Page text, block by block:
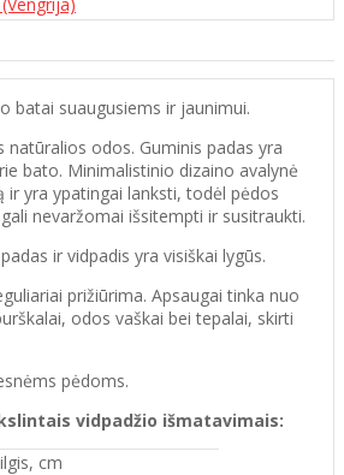
batai suaugusiems ir jaunimui.
natūralios odos. Guminis padas yra
bato. Minimalistinio dizaino avalynė
ir yra ypatingai lanksti, todėl pėdos
nevaržomai išsitempti ir susitraukti.
ir vidpadis yra visiškai lygūs.
prižiūrima. Apsaugai tinka nuo
, odos vaškai bei tepalai, skirti
pėdoms.
vidpadžio išmatavimais:
cm